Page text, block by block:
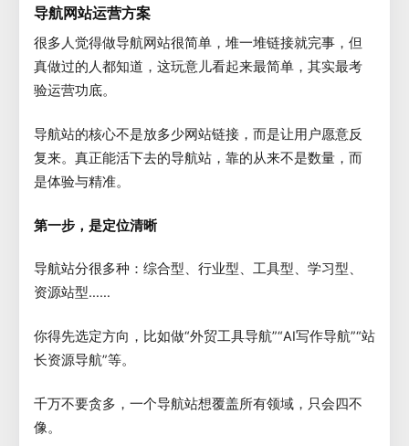
导航网站运营方案
很多人觉得做导航网站很简单，堆一堆链接就完事，但
真做过的人都知道，这玩意儿看起来最简单，其实最考
验运营功底。
导航站的核心不是放多少网站链接，而是让用户愿意反
复来。真正能活下去的导航站，靠的从来不是数量，而
是体验与精准。
第一步，是定位清晰
导航站分很多种：综合型、行业型、工具型、学习型、
资源站型……
你得先选定方向，比如做“外贸工具导航”“AI写作导航”“站
长资源导航”等。
千万不要贪多，一个导航站想覆盖所有领域，只会四不
像。